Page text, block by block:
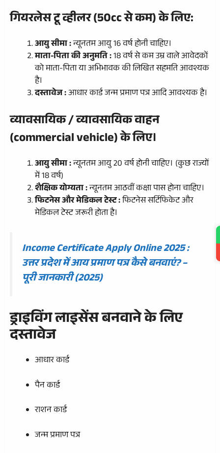
गियरलेस टू व्हीलर (50cc से कम) के लिए:
आयु सीमा :न्यूनतम आयु 16 वर्ष होनी चाहिए।
माता-पिता की अनुमति :18 वर्ष से कम उम्र वाले आवेदकों
को माता-पिता या अभिभावक की लिखित सहमति आवश्यक
है।
दस्तावेज :आधार कार्ड जन्म प्रमाण पत्र आदि आवश्यक है।
व्यावसायिक / व्यावसायिक वाहन
(commercial vehicle) के लिए।
आयु सीमा :न्यूनतम आयु 20 वर्ष होनी चाहिए। (कुछ राज्यों
में 18 वर्ष)
शैक्षिक योग्यता :न्यूनतम आठवीं कक्षा पास होना चाहिए।
फिटनेस और मेडिकल टेस्ट :फिटनेस सर्टिफिकेट और
मेडिकल टेस्ट जरूरी होता है।
Income Certificate Apply Online 2025 :
उत्तर प्रदेश में आय प्रमाण पत्र कैसे बनवाएं? –
पूरी जानकारी (2025)
ड्राइविंग लाइसेंस बनवाने के लिए
दस्तावेज
आधार कार्ड
पैन कार्ड
राशन कार्ड
जन्म प्रमाण पत्र